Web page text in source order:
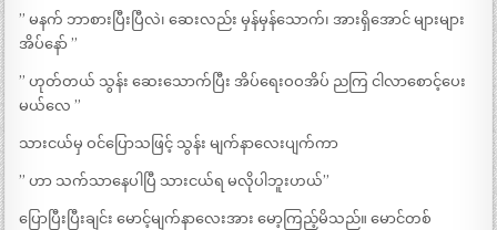
” မနက် ဘာစားပြီးပြီလဲ၊ ဆေးလည်း မှန်မှန်သောက်၊ အားရှိအောင် များများ
အိပ်နော် ”
” ဟုတ်တယ် သွန်း ဆေးသောက်ပြီး အိပ်ရေးဝဝအိပ် ညကြ ငါလာစောင့်ပေး
မယ်လေ ”
သားငယ်မှ ဝင်ပြောသဖြင့် သွန်း မျက်နာလေးပျက်ကာ
” ဟာ သက်သာနေပါပြီ သားငယ်ရ မလိုပါဘူးဟယ်”
ပြောပြီးပြီးချင်း မောင့်မျက်နာလေးအား မော့ကြည့်မိသည်။ မောင်တစ်